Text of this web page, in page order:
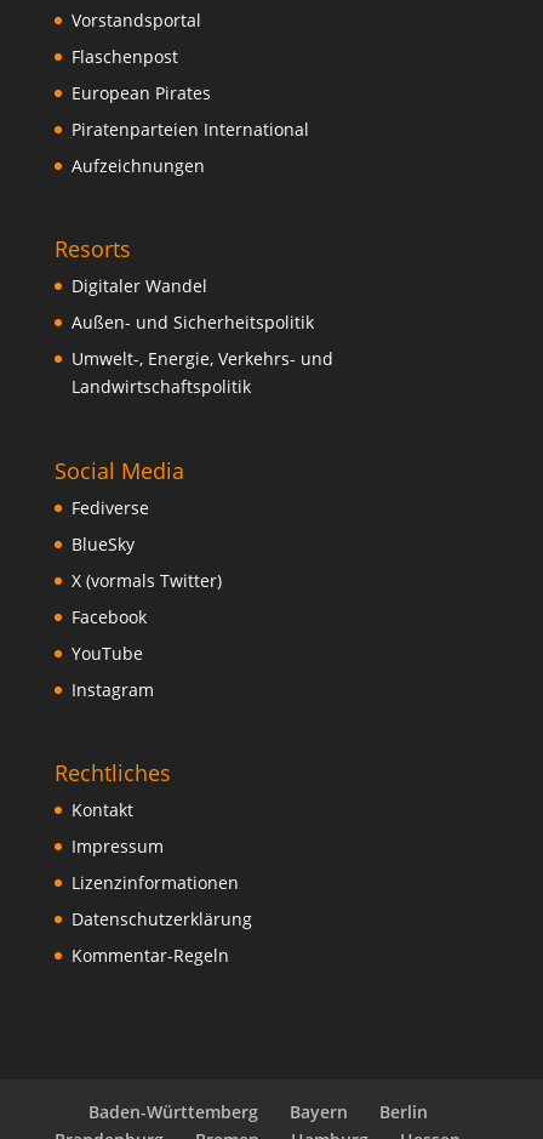
Vorstandsportal
Flaschenpost
European Pirates
Piratenparteien International
Aufzeichnungen
Resorts
Digitaler Wandel
Außen- und Sicherheitspolitik
Umwelt-, Energie, Verkehrs- und
Landwirtschaftspolitik
Social Media
Fediverse
BlueSky
X (vormals Twitter)
Facebook
YouTube
Instagram
Rechtliches
Kontakt
Impressum
Lizenzinformationen
Datenschutzerklärung
Kommentar-Regeln
Baden-Württemberg Bayern
Berlin